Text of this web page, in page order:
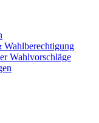
Wahlberechtigung
Wahlvorschläge